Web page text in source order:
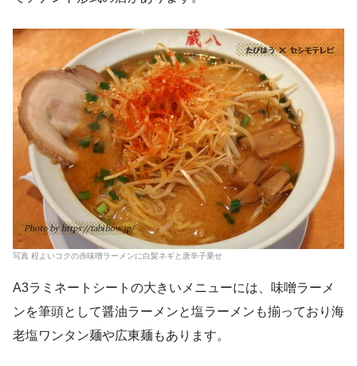
写真 程よいコクの赤味噌ラーメンに白髪ネギと唐辛子乗せ
A3ラミネートシートの大きいメニューには、味噌ラーメ
ンを筆頭として醤油ラーメンと塩ラーメンも揃っており海
老塩ワンタン麺や広東麺もあります。